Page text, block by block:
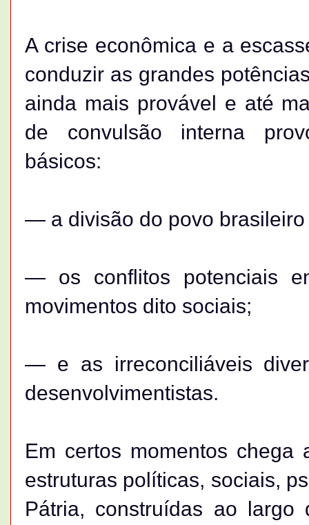
A crise econômica e a
conduzir as grandes
ainda mais provável e até
de convulsão interna
básicos:
— a divisão do povo brasileiro
— os conflitos potenciais
movimentos dito sociais;
— e as irreconciliáveis
desenvolvimentistas.
Em certos momentos
estruturas políticas, sociais,
Pátria, construídas ao